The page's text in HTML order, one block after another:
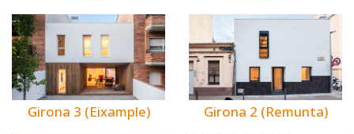
Girona 3 (Eixample) Girona 2 (Remunta)